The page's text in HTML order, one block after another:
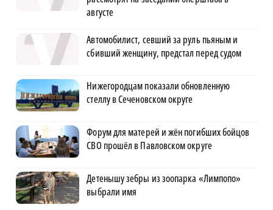
августе
Автомобилист, севший за руль пьяным и
сбивший женщину, предстал перед судом
Нижегородцам показали обновленную
стеллу в Сеченовском округе
Форум для матерей и жён погибших бойцов
СВО прошёл в Павловском округе
Детенышу зебры из зоопарка «Лимпопо»
выбрали имя